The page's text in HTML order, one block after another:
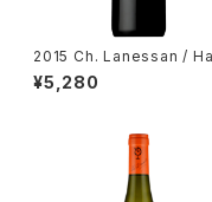
2015 Ch. Lanessan /
Medoc
¥5,280